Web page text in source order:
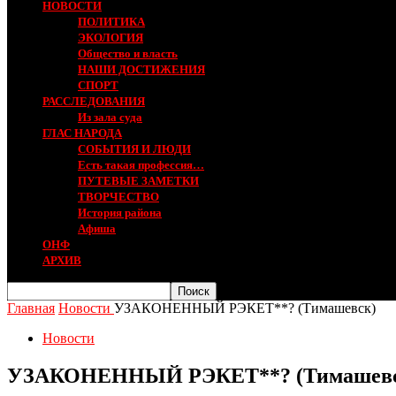
НОВОСТИ
ПОЛИТИКА
ЭКОЛОГИЯ
Общество и власть
НАШИ ДОСТИЖЕНИЯ
СПОРТ
РАССЛЕДОВАНИЯ
Из зала суда
ГЛАС НАРОДА
СОБЫТИЯ И ЛЮДИ
Есть такая профессия…
ПУТЕВЫЕ ЗАМЕТКИ
ТВОРЧЕСТВО
История района
Афиша
ОНФ
АРХИВ
Главная Новости УЗАКОНЕННЫЙ РЭКЕТ**? (Тимашевск)
Новости
УЗАКОНЕННЫЙ РЭКЕТ**?